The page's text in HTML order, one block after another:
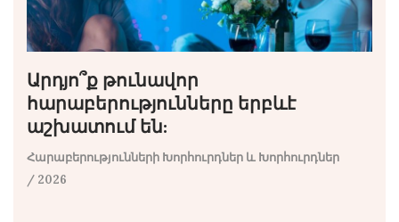
Արդյո՞ք թունավոր
հարաբերությունները երբևէ
աշխատում են:
Հարաբերությունների Խորհուրդներ և Խորհուրդներ
/ 2026